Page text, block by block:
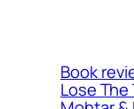
Book
Lose The